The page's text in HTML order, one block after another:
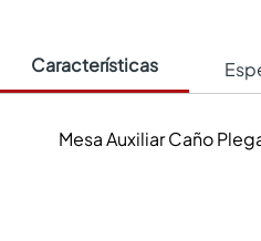
Características
Mesa Auxiliar Caño